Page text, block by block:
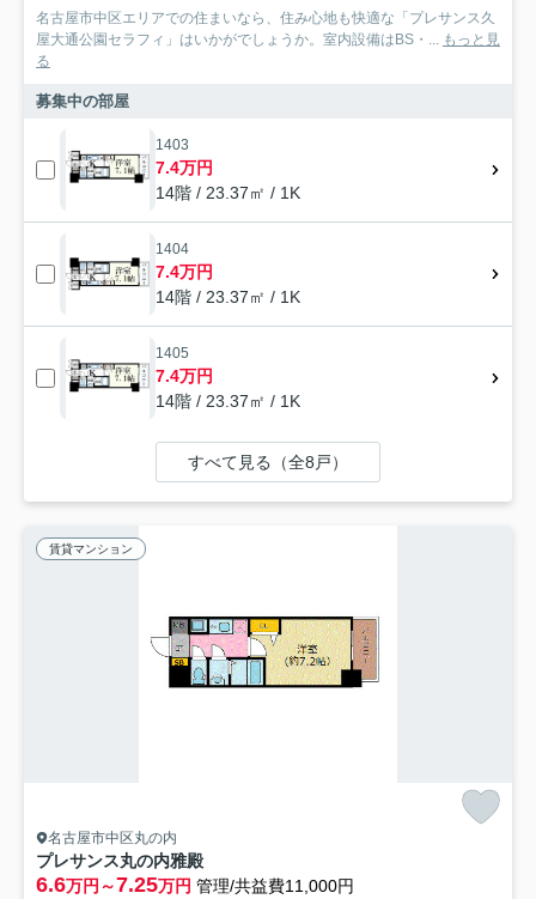
名古屋市中区エリアでの住まいなら、住み心地も快適な「プレサンス久
屋大通公園セラフィ」はいかがでしょうか。室内設備はBS・... もっと見
る
募集中の部屋
1403
7.4万円
14階 / 23.37㎡ / 1K
1404
7.4万円
14階 / 23.37㎡ / 1K
1405
7.4万円
14階 / 23.37㎡ / 1K
すべて見る（全8戸）
賃貸マンション
名古屋市中区丸の内
プレサンス丸の内雅殿
6.6万円～7.25万円 管理/共益費11,000円